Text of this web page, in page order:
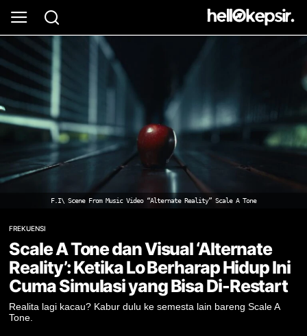
F.I\ Scene From Music Video “Alternate Reality” Scale A Tone
FREKUENSI
Scale A Tone dan Visual ‘Alternate
Reality’: Ketika Lo Berharap Hidup Ini
Cuma Simulasi yang Bisa Di-Restart
Realita lagi kacau? Kabur dulu ke semesta lain bareng Scale A
Tone.